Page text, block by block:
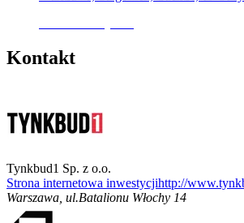
Kontakt
Tynkbud1 Sp. z o.o.
Strona internetowa inwestycjihttp://
Warszawa ul.Batalionu Włochy 14